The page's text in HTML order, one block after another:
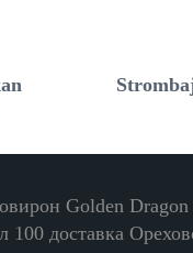
Golden Dragon
100 доставка